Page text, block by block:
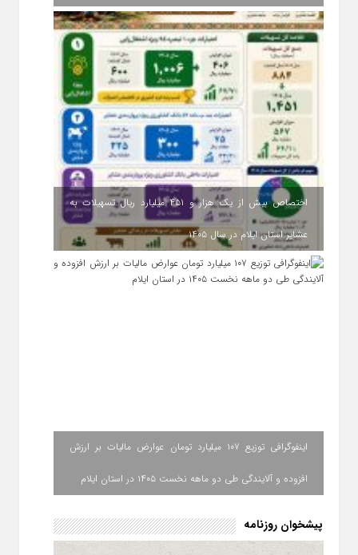
اختصاص بیش از یک هزار و ۴۵۱ میلیارد ریال تسهیلات به
عشایر استان ایلام در سال ۱۴۰۵
اینفوگرافی توزیع ۱۰۷ میلیارد تومان عوارض مالیات بر ارزش
افزوده و آلایندگی طی دو ماهه نخست ۱۴۰۵ در استان ایلام
پیشخوان روزنامه